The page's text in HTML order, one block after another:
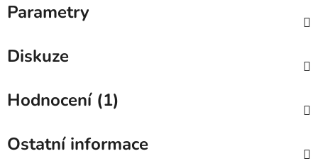
Parametry
Diskuze
Hodnocení (1)
Ostatní informace